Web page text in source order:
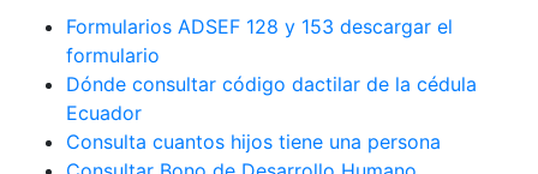
Formularios ADSEF 128 y 153 descargar el
formulario
Dónde consultar código dactilar de la cédula
Ecuador
Consulta cuantos hijos tiene una persona